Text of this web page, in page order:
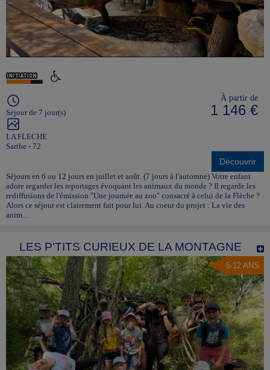
Séjour de 7 jour(s)
LA FLECHE
Sarthe - 72
À partir de
1 146 €
Découvrir
Séjours en 6 ou 12 jours en juillet et août. (7 jours à l'automne) Votre enfant
adore regarder les reportages évoquant les animaux du monde ? Il regarde les
rediffusions de l'émission "Une journée au zoo" consacré à celui de la Flèche ?
Alors ce séjour est clairement fait pour lui. Au coeur du projet : La vie des
anim...
LES P'TITS CURIEUX DE LA MONTAGNE
5-12 ANS